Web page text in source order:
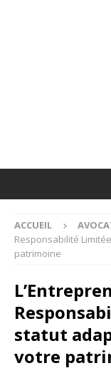
ACCUEIL
Responsabilité
patrimoine
statut
votre